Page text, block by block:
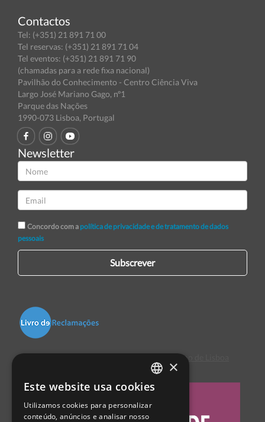
Contactos
Tel: (+351) 21 891 71 00
Tel reservas: (+351) 21 891 71 04
Tel eventos: (+351) 21 891 71 90
(chamadas para a rede fixa nacional)
Pavilhão do Conhecimento - Centro Ciência Viva
Largo José Mariano Gago, nº1
Parque das Nações
1990-073 Lisboa, Portugal
Newsletter
Concordo com a política de privacidade e de tratamento de dados
pessoais
Subscrever
Centro de Arbitragem de Conflitos de Consumo de Lisboa
PORTUGUESE
ENGLISH
×
Este website usa cookies
Utilizamos cookies para personalizar
conteúdo, anúncios e analisar nosso